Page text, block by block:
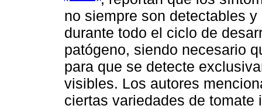
no siempre son detectables
durante todo el ciclo de
patógeno, siendo necesario
para que se detecte
visibles. Los autores
ciertas variedades de